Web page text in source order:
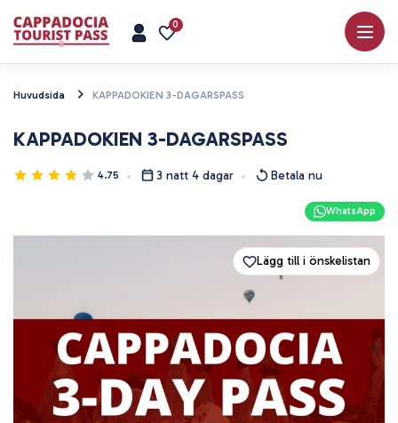
0
Huvudsida KAPPADOKIEN 3-DAGARSPASS
KAPPADOKIEN 3-DAGARSPASS
4.75 3 natt 4 dagar Betala nu
WhatsApp
Lägg till i önskelistan